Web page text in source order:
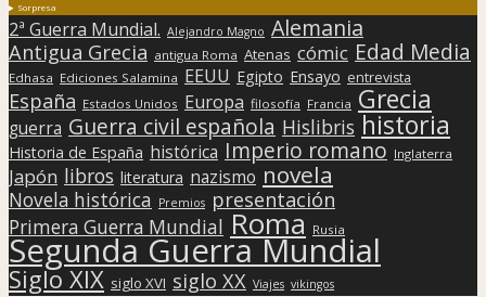
Sorpresa
2ª Guerra Mundial. Alejandro Magno Alemania
Antigua Grecia antigua Roma Atenas cómic Edad Media
Edhasa Ediciones Salamina EEUU Egipto Ensayo entrevista
España Estados Unidos Europa filosofía Francia Grecia
guerra Guerra civil española Hislibris historia
Historia de España histórica Imperio romano Inglaterra
Japón libros literatura nazismo novela
Novela histórica Premios presentación
Primera Guerra Mundial Roma Rusia
Segunda Guerra Mundial
Siglo XIX siglo XVI siglo XX Viajes vikingos